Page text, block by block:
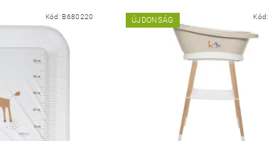
Kód: B680220 ÚJDONSÁG Kód: